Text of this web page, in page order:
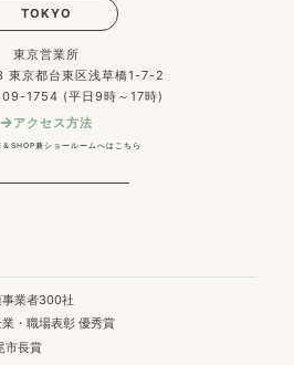
TOKYO
東京営業所
東京都台東区浅草橋1-7-2
1754 (平日9時～17時)
アクセス方法
SHOP兼ショールームへはこちら
業者300社
・職場表彰 優秀賞
市長賞